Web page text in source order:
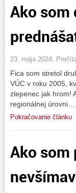
Ako som
23. mája 2024,
Fica som stretol
VÚC v roku 2005,
zlepenec jak hrom!
regionálnej
Pokračovanie článku
Ako som